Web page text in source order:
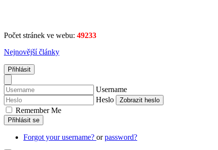
Počet stránek ve webu: 49233
Nejnovější články
Přihlásit
Username
Heslo
Zobrazit heslo
Remember Me
Přihlásit se
Forgot your username? orpassword?